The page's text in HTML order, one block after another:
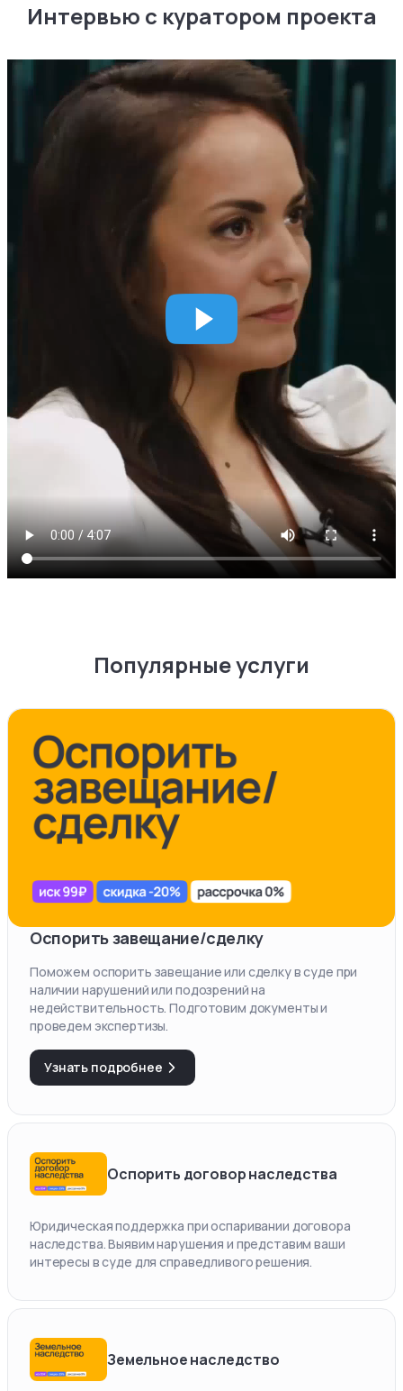
Интервью с куратором проекта
Популярные услуги
Оспорить завещание/сделку
Поможем оспорить завещание или сделку в суде при
наличии нарушений или подозрений на
недействительность. Подготовим документы и
проведем экспертизы.
Узнать подробнее
Оспорить договор наследства
Юридическая поддержка при оспаривании договора
наследства. Выявим нарушения и представим ваши
интересы в суде для справедливого решения.
Земельное наследство